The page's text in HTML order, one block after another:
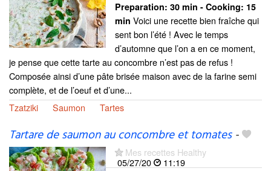
Preparation: 30 min - Cooking: 15
min Voici une recette bien fraîche qui
sent bon l’été ! Avec le temps
d’automne que l’on a en ce moment,
je pense que cette tarte au concombre n’est pas de refus !
Composée ainsi d’une pâte brisée maison avec de la farine semi
complète, et de l’oeuf et d’une...
Tzatziki
Saumon Tartes
Tartare de saumon au concombre et tomates-
Mes recettes Healthy
05/27/20
11:19